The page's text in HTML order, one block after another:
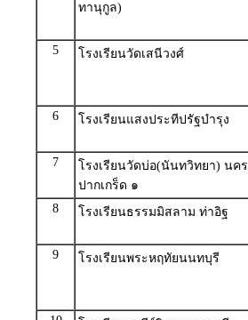
ทานุกูล)
5 โรงเรียนวัดเสนีวงศ์
6
โรงเรียนแสงประทีปรัฐบำรุง
7
โรงเรียนวัดบ่อ(นันทวิทยา) นคร
ปากเกร็ด ๑
8
โรงเรียนธรรมมิสลาม ท่าอิฐ
9
โรงเรียนพระหฤทัยนนทบุรี